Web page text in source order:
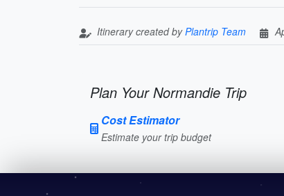
Itinerary created byPlantrip Team
Plan Your Normandie Trip
Cost Estimator
Estimate your trip budget